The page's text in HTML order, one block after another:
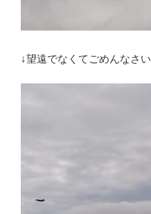
↓望遠でなくてごめんなさい